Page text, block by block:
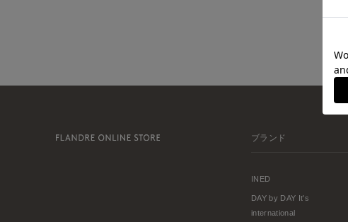
ブランド
INED
DAY by DAY It's
international